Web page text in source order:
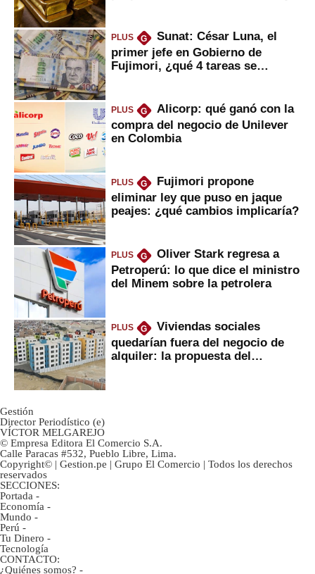
PLUS G
Sunat: César Luna, el
primer jefe en Gobierno de
Fujimori, ¿qué 4 tareas se
PLUS G
Alicorp: qué ganó con la
compra del negocio de Unilever
en Colombia
PLUS G
Fujimori propone
eliminar ley que puso en jaque
peajes: ¿qué cambios implicaría?
PLUS G
Oliver Stark regresa a
Petroperú: lo que dice el ministro
del Minem sobre la petrolera
PLUS G
Viviendas sociales
quedarían fuera del negocio de
alquiler: la propuesta del
Gestión
Director Periodístico (e)
VÍCTOR MELGAREJO
© Empresa Editora El Comercio S.A.
Calle Paracas #532, Pueblo Libre, Lima.
Copyright© | Gestion.pe | Grupo El Comercio | Todos los derechos
reservados
SECCIONES:
Portada -
Economía -
Mundo -
Perú -
Tu Dinero -
Tecnología
CONTACTO:
¿Quiénes somos? -